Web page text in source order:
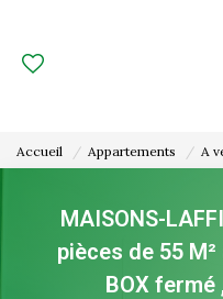
Accueil Appartements A
MAISONS-
pièces de 55
BOX fermé